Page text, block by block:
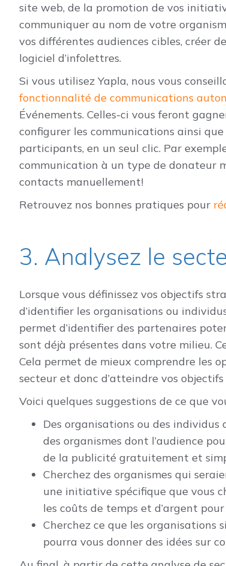
site web, de la promotion de vos
communiquer au nom de votre
vos différentes audiences cibles, créer
logiciel d’infolettres.
Si vous utilisez Yapla, nous vous
fonctionnalité de communications
Événements. Celles-ci vous feront
configurer les communications ainsi
participants, en un seul clic. Par
communication à un type de donateur
contacts manuellement!
Retrouvez nos bonnes pratiques pour
3. Analysez le
Lorsque vous définissez vos objectifs
d’identifier les organisations ou
permet d’identifier des partenaires
sont déjà présentes dans votre milieu.
Cela permet de mieux comprendre les
secteur et donc d’atteindre vos
Voici quelques suggestions de ce que
Des organisations ou des
des organismes dont l’audience
de la publicité gratuitement et
Cherchez des organismes qui
une initiative spécifique que vous
les coûts de temps et d’argent
Cherchez ce que les organisations
pourra vous donner des idées sur